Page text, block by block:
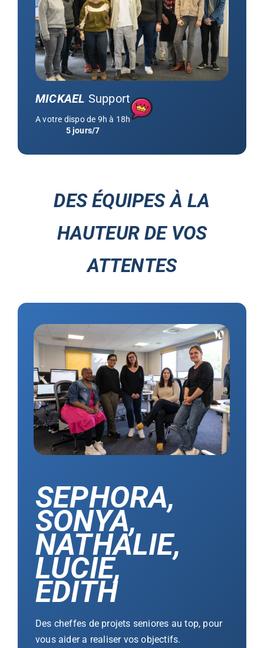
MICKAEL Support
A votre dispo de 9h à 18h
5 jours/7
DES ÉQUIPES À LA
HAUTEUR DE VOS
ATTENTES
SEPHORA,
SONYA,
NATHALIE,
LUCIE,
EDITH
Des cheffes de projets seniores au top, pour
vous aider a realiser vos objectifs.